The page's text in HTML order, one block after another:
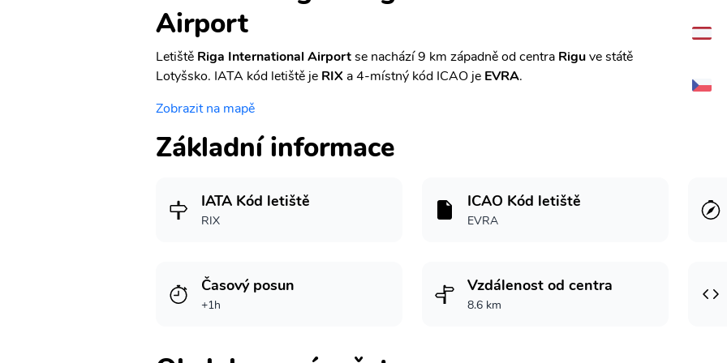
Airport
Letiště Riga International Airportse nachází 9 km západně od centra Riguve státě
Lotyšsko. IATA kód letiště je RIX a 4-místný kód ICAO je EVRA.
Zobrazit na mapě
Základní informace
IATA Kód letiště
RIX
ICAO Kód letiště
EVRA
Časový posun
+1h
Vzdálenost od centra
8.6 km